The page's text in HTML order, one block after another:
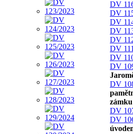
DV
DV
DV
DV
DV
DV
DV
DV
DV
DV
DV